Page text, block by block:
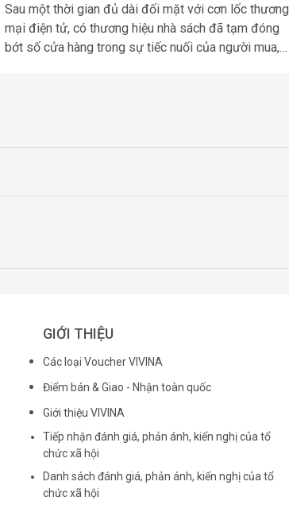
Sau một thời gian đủ dài đối mặt với cơn lốc thương
mại điện tử, có thương hiệu nhà sách đã tạm đóng
bớt số cửa hàng trong sự tiếc nuối của người mua,
GIỚI THIỆU
Các loại Voucher VIVINA
Điểm bán & Giao - Nhận toàn quốc
Giới thiệu VIVINA
Tiếp nhận đánh giá, phản ánh, kiến nghị của tổ
chức xã hội
Danh sách đánh giá, phản ánh, kiến nghị của tổ
chức xã hội